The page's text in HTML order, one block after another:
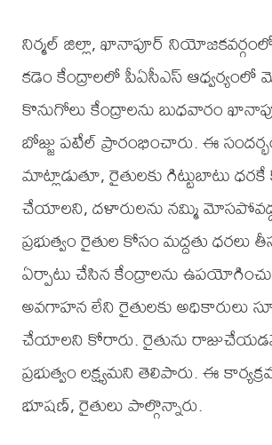
నిర్మల్ జిల్లా, ఖానాపూర్
కడెం కేంద్రాలలో పీఏసీఎస్ ఆధ్వర్యంలో
కొనుగోలు కేంద్రాలను బుధవారం
బోజ్జు పటేల్ ప్రారంభించారు. ఈ
మాట్లాడుతూ, రైతులకు గిట్టుబాటు
చేయాలని, దళారులను నమ్మి
ప్రభుత్వం రైతుల కోసం మద్దతు ధరలు
ఏర్పాటు చేసిన కేంద్రాలను
అవగాహన లేని రైతులకు అధికారులు
చేయాలని కోరారు. రైతును
ప్రభుత్వం లక్ష్యమని తెలిపారు. ఈ
భూషణ్, రైతులు పాల్గొన్నారు.